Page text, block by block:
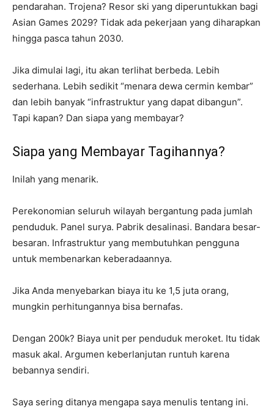
pendarahan. Trojena? Resor ski yang diperuntukkan bagi
Asian Games 2029? Tidak ada pekerjaan yang diharapkan
hingga pasca tahun 2030.
Jika dimulai lagi, itu akan terlihat berbeda. Lebih
sederhana. Lebih sedikit “menara dewa cermin kembar”
dan lebih banyak “infrastruktur yang dapat dibangun”.
Tapi kapan? Dan siapa yang membayar?
Siapa yang Membayar Tagihannya?
Inilah yang menarik.
Perekonomian seluruh wilayah bergantung pada jumlah
penduduk. Panel surya. Pabrik desalinasi. Bandara besar-
besaran. Infrastruktur yang membutuhkan pengguna
untuk membenarkan keberadaannya.
Jika Anda menyebarkan biaya itu ke 1,5 juta orang,
mungkin perhitungannya bisa bernafas.
Dengan 200k? Biaya unit per penduduk meroket. Itu tidak
masuk akal. Argumen keberlanjutan runtuh karena
bebannya sendiri.
Saya sering ditanya mengapa saya menulis tentang ini.